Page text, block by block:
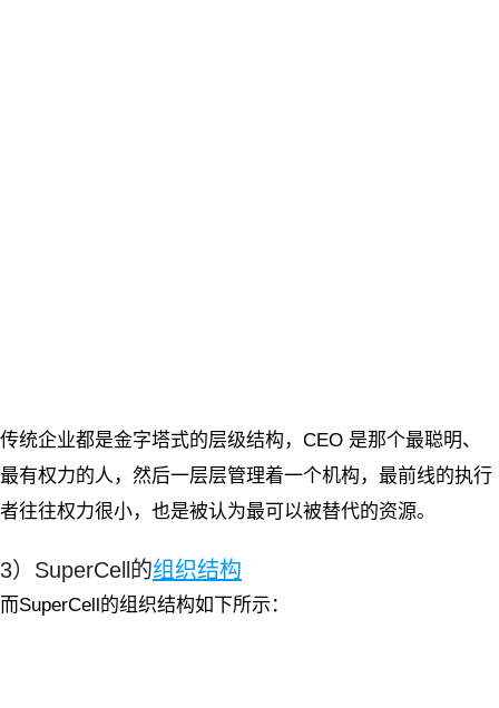
传统企业都是金字塔式的层级结构，CEO 是那个最聪明、
最有权力的人，然后一层层管理着一个机构，最前线的执行
者往往权力很小，也是被认为最可以被替代的资源。
3）SuperCell的组织结构
而SuperCell的组织结构如下所示：